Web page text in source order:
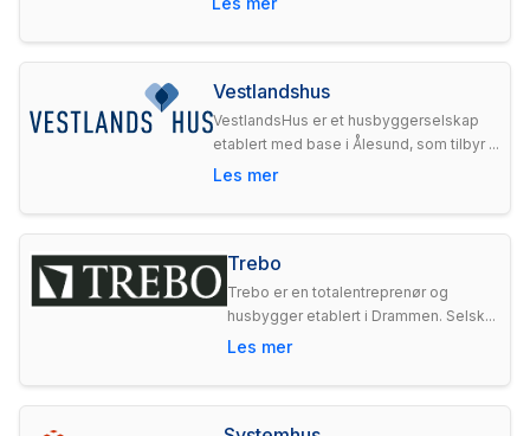
Vestlandshus
VestlandsHus er et husbyggerselskap
etablert med base i Ålesund, som tilbyr ...
Les mer
Trebo
Trebo er en totalentreprenør og
husbygger etablert i Drammen. Selsk...
Les mer